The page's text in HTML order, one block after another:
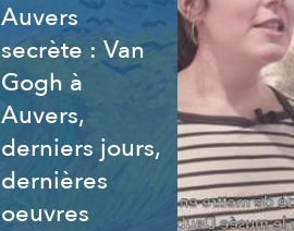
Auvers
secrète : Van
Gogh à
Auvers,
derniers jours,
dernières
oeuvres